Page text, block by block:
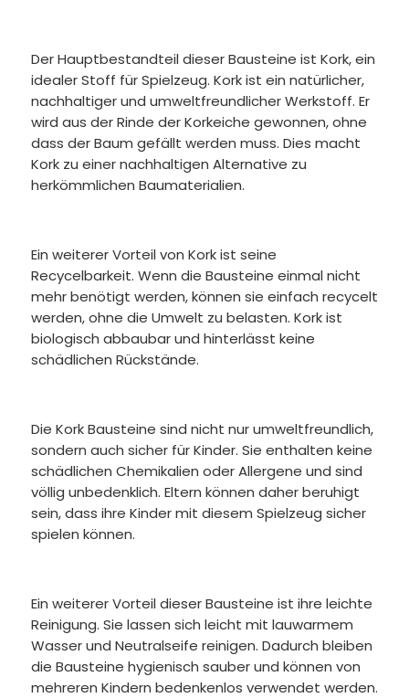
Der Hauptbestandteil dieser Bausteine ist Kork, ein
idealer Stoff für Spielzeug. Kork ist ein natürlicher,
nachhaltiger und umweltfreundlicher Werkstoff. Er
wird aus der Rinde der Korkeiche gewonnen, ohne
dass der Baum gefällt werden muss. Dies macht
Kork zu einer nachhaltigen Alternative zu
herkömmlichen Baumaterialien.
Ein weiterer Vorteil von Kork ist seine
Recycelbarkeit. Wenn die Bausteine einmal nicht
mehr benötigt werden, können sie einfach recycelt
werden, ohne die Umwelt zu belasten. Kork ist
biologisch abbaubar und hinterlässt keine
schädlichen Rückstände.
Die Kork Bausteine sind nicht nur umweltfreundlich,
sondern auch sicher für Kinder. Sie enthalten keine
schädlichen Chemikalien oder Allergene und sind
völlig unbedenklich. Eltern können daher beruhigt
sein, dass ihre Kinder mit diesem Spielzeug sicher
spielen können.
Ein weiterer Vorteil dieser Bausteine ist ihre leichte
Reinigung. Sie lassen sich leicht mit lauwarmem
Wasser und Neutralseife reinigen. Dadurch bleiben
die Bausteine hygienisch sauber und können von
mehreren Kindern bedenkenlos verwendet werden.